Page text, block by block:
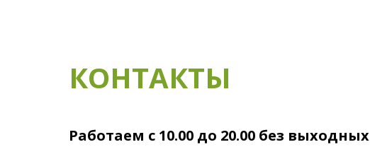
КОНТАКТЫ
Работаем с 10.00 до 20.00 без выходных